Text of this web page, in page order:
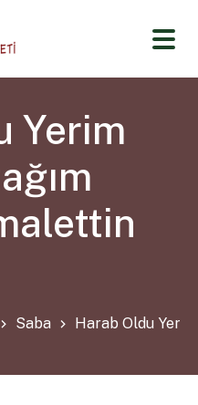
Yerim
Saba Harab Oldu